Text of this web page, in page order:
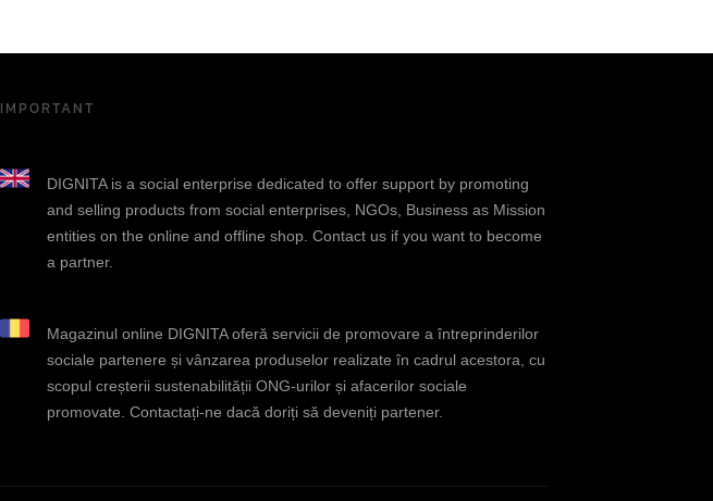
IMPORTANT
DIGNITA is a social enterprise dedicated to offer support by promoting
and selling products from social enterprises, NGOs, Business as Mission
entities on the online and offline shop. Contact us if you want to become
a partner.
Magazinul online DIGNITA oferă servicii de promovare a întreprinderilor
sociale partenere și vânzarea produselor realizate în cadrul acestora, cu
scopul creșterii sustenabilității ONG-urilor și afacerilor sociale
promovate. Contactați-ne dacă doriți să deveniți partener.